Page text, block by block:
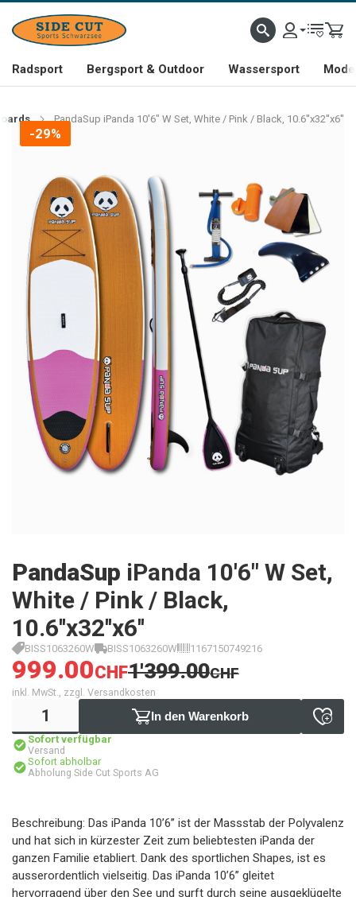
Radsport Bergsport & Outdoor Wassersport
PandaSup iPanda 10'6" W Set, White / Pink / Black, 10.6''x32''x6''
-29%
PandaSup iPanda 10'6" W Set,
White / Pink / Black,
10.6''x32''x6''
BISS1063260W BISS1063260W 1167150749216
999.00CHF1'399.00CHF
inkl. MwSt., zzgl. Versandkosten
In den Warenkorb
Sofort verfügbar
Versand
Sofort abholbar
Abholung Side Cut Sports AG
Beschreibung: Das iPanda 10’6’’ ist der Massstab der Polyvalenz
und hat sich in kürzester Zeit zum beliebtesten iPanda der
ganzen Familie etabliert. Dank des sportlichen Shapes, ist es
ausserordentlich vielseitig. Das iPanda 10’6’’ gleitet
hervorragend über den See und surft durch seine ausgeklügelte